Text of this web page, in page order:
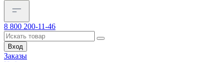
8 800 200-11-46
Вход
Заказы